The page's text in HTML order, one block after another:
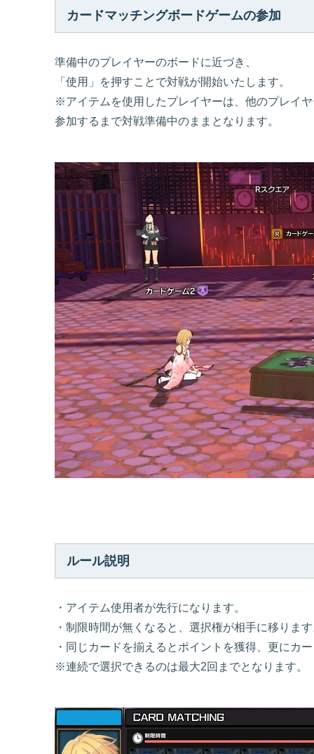
カードマッチングボードゲームの参加
準備中のプレイヤーのボードに近づき、
「使用」を押すことで対戦が開始いたします。
※アイテムを使用したプレイヤーは、他のプレイ
参加するまで対戦準備中のままとなります。
ルール説明
・アイテム使用者が先行になります。
・制限時間が無くなると、選択権が相手に移りま
・同じカードを揃えるとポイントを獲得、更にカ
※連続で選択できるのは最大2回までとなります。